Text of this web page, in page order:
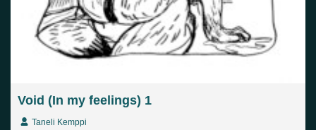
Void (In my feelings) 1
Taneli Kemppi